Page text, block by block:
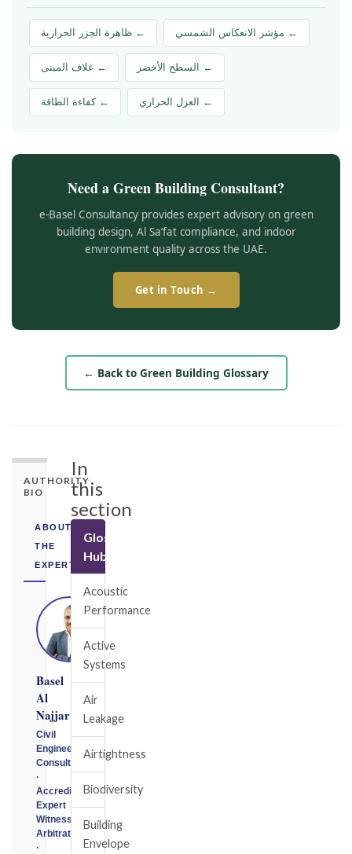
← مؤشر الانعكاس الشمسي ← ظاهرة الجزر الحرارية
← السطح الأخضر ← غلاف المبنى
← العزل الحراري ← كفاءة الطاقة
Need a Green Building Consultant?
e-Basel Consultancy provides expert advisory on green
building design, Al Sa’fat compliance, and indoor
environment quality across the UAE.
Get in Touch →
← Back to Green Building Glossary
AUTHORITY
BIO
ABOUT
THE
EXPERT
Basel
Al
Najjar
Civil
Engineering
Consultant
·
Accredited
Expert
Witness
Arbitrator
·
In
this
section
Glossary
Hub
Acoustic
Performance
Active
Systems
Air
Leakage
Airtightness
Biodiversity
Building
Envelope